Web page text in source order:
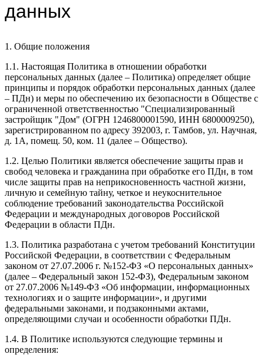
данных
1. Общие положения
1.1. Настоящая Политика в отношении обработки
персональных данных (далее – Политика) определяет общие
принципы и порядок обработки персональных данных (далее
– ПДн) и меры по обеспечению их безопасности в Обществе с
ограниченной ответственностью "Специализированный
застройщик "Дом" (ОГРН 1246800001590, ИНН 6800009250),
зарегистрированном по адресу 392003, г. Тамбов, ул. Научная,
д. 1А, помещ. 50, ком. 11 (далее – Общество).
1.2. Целью Политики является обеспечение защиты прав и
свобод человека и гражданина при обработке его ПДн, в том
числе защиты прав на неприкосновенность частной жизни,
личную и семейную тайну, четкое и неукоснительное
соблюдение требований законодательства Российской
Федерации и международных договоров Российской
Федерации в области ПДн.
1.3. Политика разработана с учетом требований Конституции
Российской Федерации, в соответствии с Федеральным
законом от 27.07.2006 г. №152-ФЗ «О персональных данных»
(далее – Федеральный закон 152-ФЗ), Федеральным законом
от 27.07.2006 №149-ФЗ «Об информации, информационных
технологиях и о защите информации», и другими
федеральными законами, и подзаконными актами,
определяющими случаи и особенности обработки ПДн.
1.4. В Политике используются следующие термины и
определения: